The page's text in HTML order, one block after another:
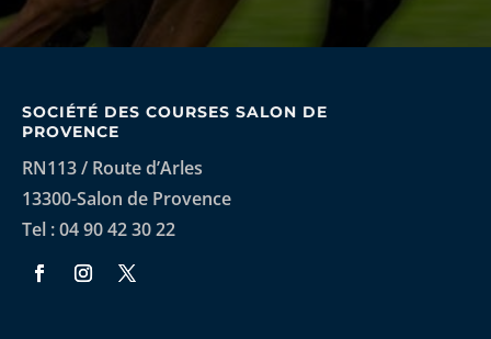
SOCIÉTÉ DES COURSES SALON DE
PROVENCE
RN113 / Route d’Arles
13300-Salon de Provence
Tel : 04 90 42 30 22